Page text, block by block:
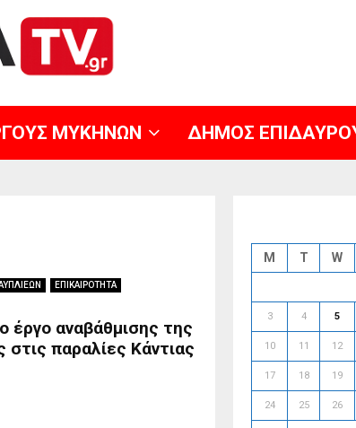
ΜΥΚΗΝΩΝ ΔΗΜΟΣ
ΕΠΙΚΑΙΡΟΤΗΤΑ
έργο αναβάθμισης της
παραλίες Κάντιας
M T W
3 4 5
10 11 12
17 18 19
24 25 26